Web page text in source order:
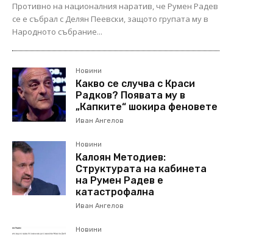
Противно на националния наратив, че Румен Радев
се е събрал с Делян Пеевски, защото групата му в
Народното събрание...
Новини
Какво се случва с Краси
Радков? Появата му в
„Капките“ шокира феновете
Иван Ангелов
Новини
Калоян Методиев:
Структурата на кабинета
на Румен Радев е
катастрофална
Иван Ангелов
Новини